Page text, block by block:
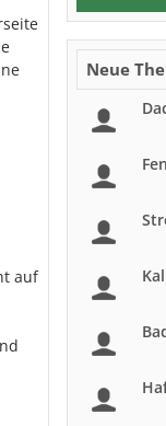
auf
Neue